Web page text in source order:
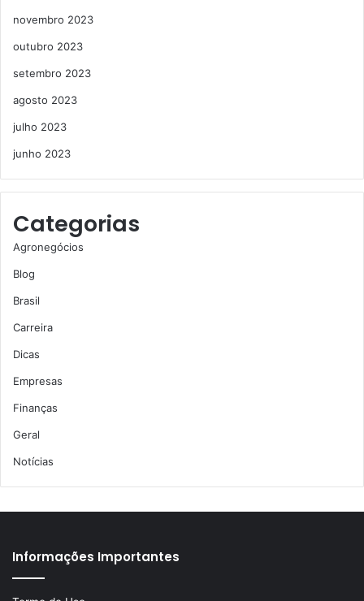
novembro 2023
outubro 2023
setembro 2023
agosto 2023
julho 2023
junho 2023
Categorias
Agronegócios
Blog
Brasil
Carreira
Dicas
Empresas
Finanças
Geral
Notícias
Informações Importantes